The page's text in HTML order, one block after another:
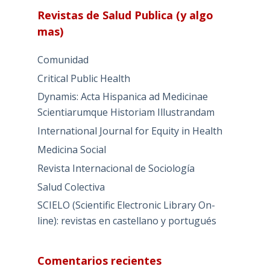
Revistas de Salud Publica (y algo
mas)
Comunidad
Critical Public Health
Dynamis: Acta Hispanica ad Medicinae
Scientiarumque Historiam Illustrandam
International Journal for Equity in Health
Medicina Social
Revista Internacional de Sociología
Salud Colectiva
SCIELO (Scientific Electronic Library On-
line): revistas en castellano y portugués
Comentarios recientes